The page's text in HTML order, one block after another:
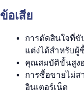
ข้อเสีย
การตัดสินใจที่ขั
แต่งได้สำหรับ
คุณสมบัติขั้นสูงอ
การซื้อขายไม่ส
อินเตอร์เน็ต